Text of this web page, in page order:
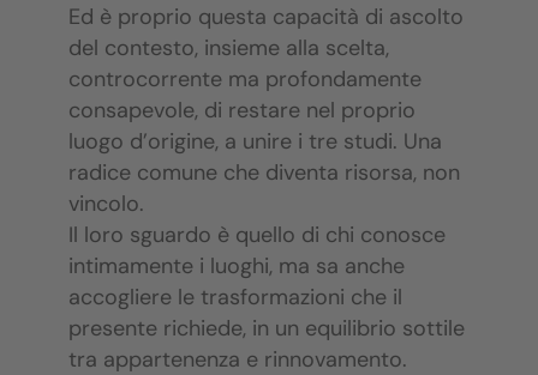
Ed è proprio questa capacità di ascolto
del contesto, insieme alla scelta,
controcorrente ma profondamente
consapevole, di restare nel proprio
luogo d’origine, a unire i tre studi. Una
radice comune che diventa risorsa, non
vincolo.
Il loro sguardo è quello di chi conosce
intimamente i luoghi, ma sa anche
accogliere le trasformazioni che il
presente richiede, in un equilibrio sottile
tra appartenenza e rinnovamento.